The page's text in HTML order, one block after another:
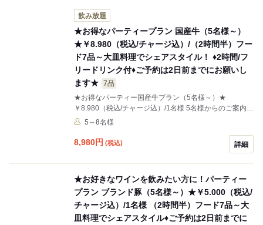
飲み放題
★お得なパーティープラン 国産牛（5名様～）
★￥8.980（税込/チャージ込）/（2時間半）フー
ド7品～大皿料理でシェアスタイル！ ♦2時間/フ
リードリンク付♦ご予約は2日前までにお願いし
ます★ 7品
★お得なパーティー国産牛プラン（5名様～）★
￥8.980（税込/チャージ込）/1名様 5名様からのご案内で
す。 ♦2時間/フリードリンク付♦ ★生ビール・白赤ワイ
る場合は3日前までにお願い致します。
5～8名様
8,980円 (税込) 詳細
★お好きなワインを飲みたい方に！パーティー
プラン ブランド豚（5名様～）★￥5.000（税込/
チャージ込）/1名様 （2時間半）フード7品～大
皿料理でシェアスタイル♦ご予約は2日前までに